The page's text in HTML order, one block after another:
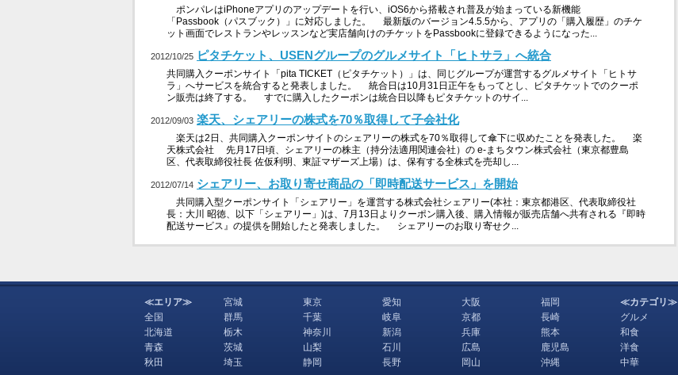
ポンパレはiPhoneアプリのアップデートを行い、iOS6から搭載され普及が始まっている新機能
「Passbook（パスブック）」に対応しました。 最新版のバージョン4.5.5から、アプリの「購入履歴」のチケ
ット画面でレストランやレッスンなど実店舗向けのチケットをPassbookに登録できるようになった...
2012/10/25 ピタチケット、USENグループのグルメサイト「ヒトサラ」へ統合
共同購入クーポンサイト「pita TICKET（ピタチケット）」は、同じグループが運営するグルメサイト「ヒトサ
ラ」へサービスを統合すると発表しました。 統合日は10月31日正午をもってとし、ピタチケットでのクーポ
ン販売は終了する。 すでに購入したクーポンは統合日以降もピタチケットのサイ...
2012/09/03 楽天、シェアリーの株式を70％取得して子会社化
楽天は2日、共同購入クーポンサイトのシェアリーの株式を70％取得して傘下に収めたことを発表した。 楽
天株式会社 先月17日頃、シェアリーの株主（持分法適用関連会社）の e-まちタウン株式会社（東京都豊島
区、代表取締役社長 佐仮利明、東証マザーズ上場）は、保有する全株式を売却し...
2012/07/14 シェアリー、お取り寄せ商品の「即時配送サービス」を開始
共同購入型クーポンサイト「シェアリー」を運営する株式会社シェアリー(本社：東京都港区、代表取締役社
長：大川 昭徳、以下「シェアリー」)は、7月13日よりクーポン購入後、購入情報が販売店舗へ共有される『即時
配送サービス』の提供を開始したと発表しました。 シェアリーのお取り寄せク...
≪エリア≫
全国
北海道
青森
秋田
宮城
群馬
栃木
茨城
埼玉
東京
千葉
神奈川
山梨
静岡
愛知
岐阜
新潟
石川
長野
大阪
京都
兵庫
広島
岡山
福岡
長崎
熊本
鹿児島
沖縄
≪カテゴリ≫
グルメ
和食
洋食
中華